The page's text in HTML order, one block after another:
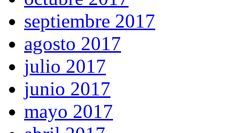
septiembre 2017
agosto 2017
julio 2017
junio 2017
mayo 2017